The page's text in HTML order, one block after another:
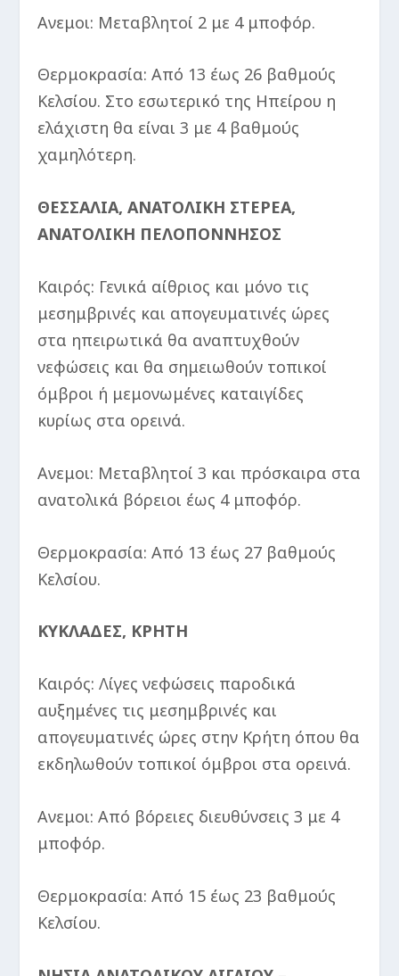
Ανεμοι: Μεταβλητοί 2 με 4 μποφόρ.
Θερμοκρασία: Από 13 έως 26 βαθμούς
Κελσίου. Στο εσωτερικό της Ηπείρου η
ελάχιστη θα είναι 3 με 4 βαθμούς
χαμηλότερη.
ΘΕΣΣΑΛΙΑ, ΑΝΑΤΟΛΙΚΗ ΣΤΕΡΕΑ,
ΑΝΑΤΟΛΙΚΗ ΠΕΛΟΠΟΝΝΗΣΟΣ
Καιρός: Γενικά αίθριος και μόνο τις
μεσημβρινές και απογευματινές ώρες
στα ηπειρωτικά θα αναπτυχθούν
νεφώσεις και θα σημειωθούν τοπικοί
όμβροι ή μεμονωμένες καταιγίδες
κυρίως στα ορεινά.
Ανεμοι: Μεταβλητοί 3 και πρόσκαιρα στα
ανατολικά βόρειοι έως 4 μποφόρ.
Θερμοκρασία: Από 13 έως 27 βαθμούς
Κελσίου.
ΚΥΚΛΑΔΕΣ, ΚΡΗΤΗ
Καιρός: Λίγες νεφώσεις παροδικά
αυξημένες τις μεσημβρινές και
απογευματινές ώρες στην Κρήτη όπου θα
εκδηλωθούν τοπικοί όμβροι στα ορεινά.
Ανεμοι: Από βόρειες διευθύνσεις 3 με 4
μποφόρ.
Θερμοκρασία: Από 15 έως 23 βαθμούς
Κελσίου.